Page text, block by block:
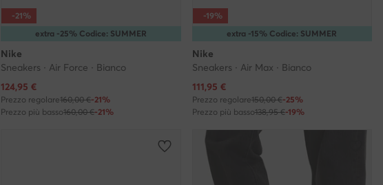
extra -25% Codice: SUMMER
-21%
Nike
Sneakers · Air Force · Bianco
Prezzo attuale
124,95 €
Prezzo regolare160,00 €-21%
Prezzo più basso160,00 €-21%
extra -15% Codice: SUMMER
-19%
Nike
Sneakers · Air Max · Bianco
Prezzo attuale
111,95 €
Prezzo regolare150,00 €-25%
Prezzo più basso138,95 €-19%